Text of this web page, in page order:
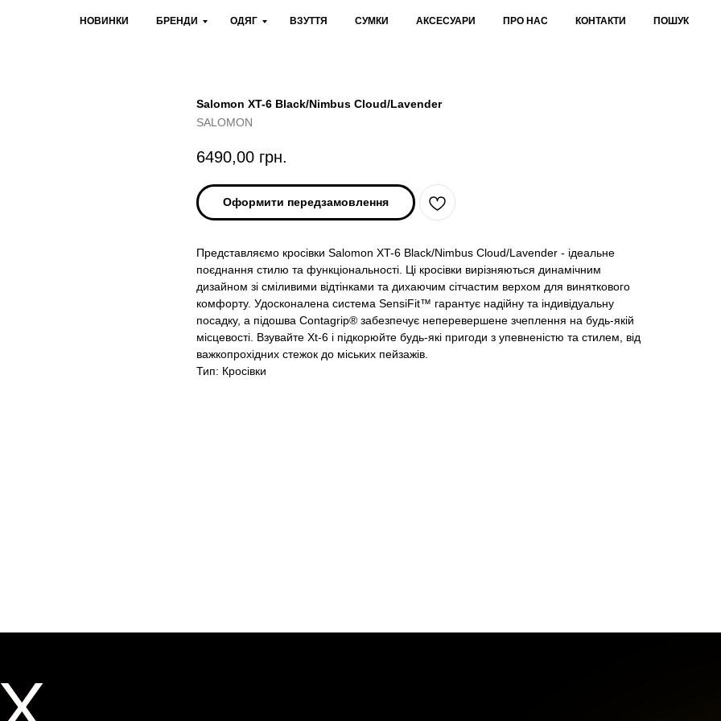
НОВИНКИ БРЕНДИ ОДЯГ ВЗУТТЯ СУМКИ АКСЕСУАРИ ПРО НАС КОНТАКТИ ПОШУК
Salomon XT-6 Black/Nimbus Cloud/Lavender
SALOMON
6490,00 грн.
Оформити передзамовлення
Представляємо кросівки Salomon XT-6 Black/Nimbus Cloud/Lavender - ідеальне
поєднання стилю та функціональності. Ці кросівки вирізняються динамічним
дизайном зі сміливими відтінками та дихаючим сітчастим верхом для виняткового
комфорту. Удосконалена система SensiFit™ гарантує надійну та індивідуальну
посадку, а підошва Contagrip® забезпечує неперевершене зчеплення на будь-якій
місцевості. Взувайте Xt-6 і підкорюйте будь-які пригоди з упевненістю та стилем, від
важкопрохідних стежок до міських пейзажів.
Тип: Кросівки